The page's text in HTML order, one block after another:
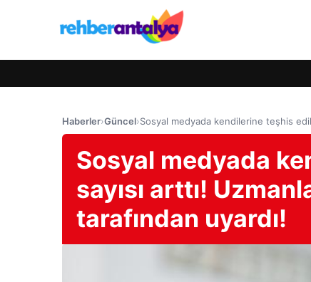
Haberler›Güncel›Sosyal medyada kendilerine teşhis
Sosyal medyada
sayısı arttı!
tarafından uyardı!